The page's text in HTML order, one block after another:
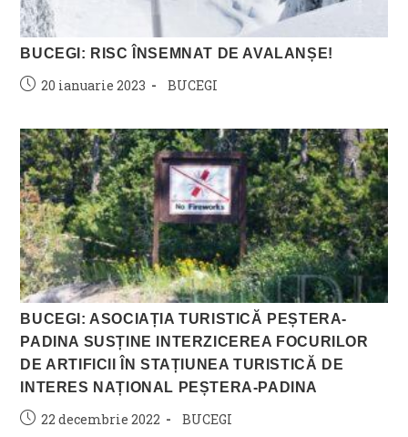
BUCEGI: RISC ÎNSEMNAT DE AVALANȘE!
Post20 ianuarie 2023
Post
BUCEGI
BUCEGI: ASOCIAȚIA TURISTICĂ PEȘTERA-
PADINA SUSȚINE INTERZICEREA FOCURILOR
DE ARTIFICII ÎN STAȚIUNEA TURISTICĂ DE
INTERES NAȚIONAL PEȘTERA-PADINA
Post22 decembrie 2022
Post
BUCEGI